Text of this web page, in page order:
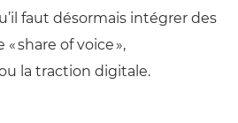
faut désormais intégrer des
share of voice »,
la traction digitale.